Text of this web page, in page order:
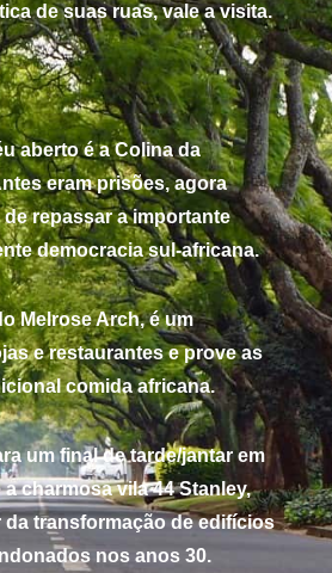
de suas ruas, vale a visita.
aberto é a Colina da
eram prisões, agora
repassar a importante
democracia sul-africana.
Melrose Arch, é um
e restaurantes e prove as
comida africana.
um final de tarde/jantar em
charmosa vila 44 Stanley,
da transformação de edifícios
nos anos 30.